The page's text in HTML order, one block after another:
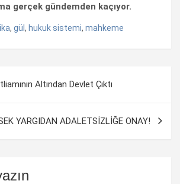
gerçek gündemden kaçıyor.
, gül , hukuk sistemi, mahkeme
Altından Devlet Çıktı
YARGIDAN ADALETSİZLİĞE ONAY!